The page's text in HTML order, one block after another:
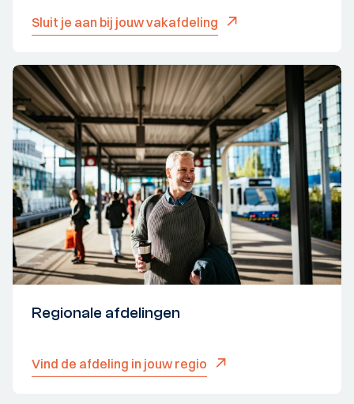
Sluit je aan bij jouw vakafdeling
Regionale afdelingen
Vind de afdeling in jouw regio